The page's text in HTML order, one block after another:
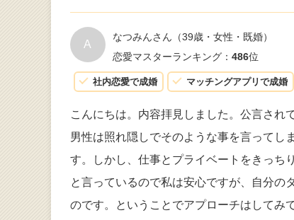
A
なつみんさん （39歳・女性・既婚）
恋愛マスターランキング： 486位
社内恋愛で成婚 マッチングアプリで成婚
こんにちは。内容拝見しました。公言され
男性は照れ隠しでそのような事を言ってし
す。しかし、仕事とプライベートをきっち
と言っているので私は安心ですが、自分の
のです。ということでアプローチはしてみ